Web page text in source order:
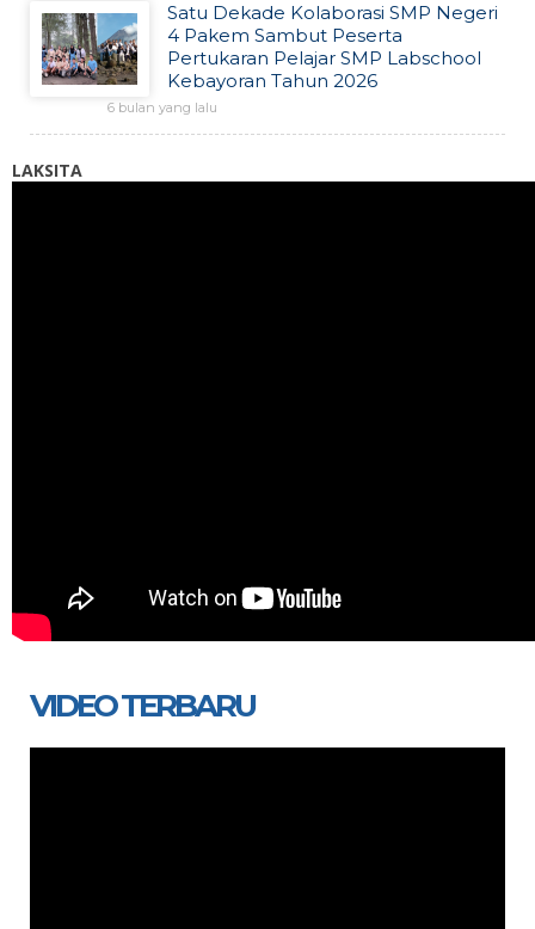
Satu Dekade Kolaborasi SMP Negeri
4 Pakem Sambut Peserta
Pertukaran Pelajar SMP Labschool
Kebayoran Tahun 2026
6 bulan yang lalu
LAKSITA
VIDEO TERBARU